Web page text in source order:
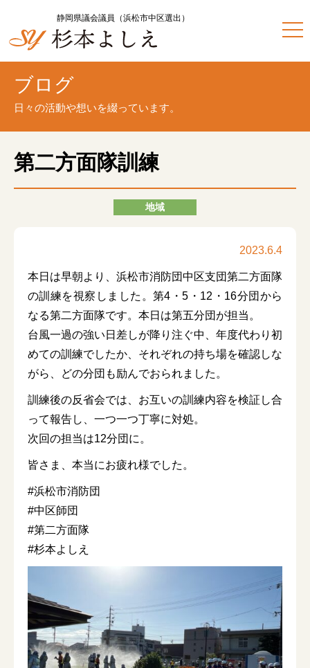
静岡県議会議員（浜松市中区選出）
ブログ
日々の活動や想いを綴っています。
第二方面隊訓練
地域
2023.6.4
本日は早朝より、浜松市消防団中区支団第二方面隊
の訓練を視察しました。第4・5・12・16分団から
なる第二方面隊です。本日は第五分団が担当。
台風一過の強い日差しが降り注ぐ中、年度代わり初
めての訓練でしたか、それぞれの持ち場を確認しな
がら、どの分団も励んでおられました。
訓練後の反省会では、お互いの訓練内容を検証し合
って報告し、一つ一つ丁寧に対処。
次回の担当は12分団に。
皆さま、本当にお疲れ様でした。
#浜松市消防団
#中区師団
#第二方面隊
#杉本よしえ